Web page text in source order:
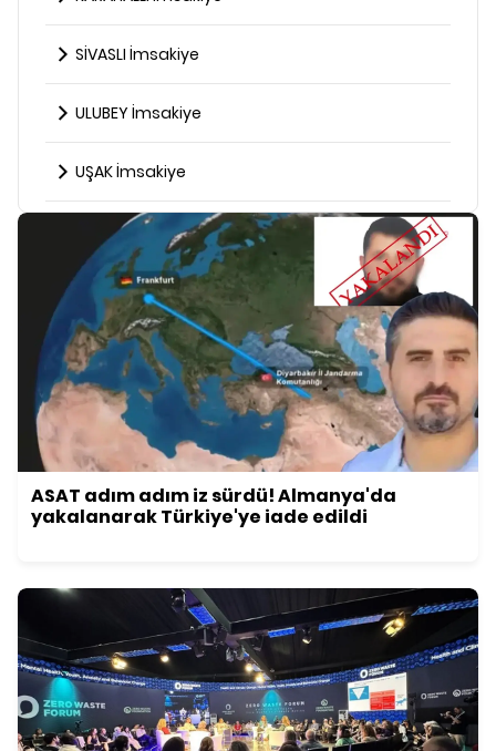
SİVASLI İmsakiye
ULUBEY İmsakiye
UŞAK İmsakiye
ASAT adım adım iz sürdü! Almanya'da
yakalanarak Türkiye'ye iade edildi